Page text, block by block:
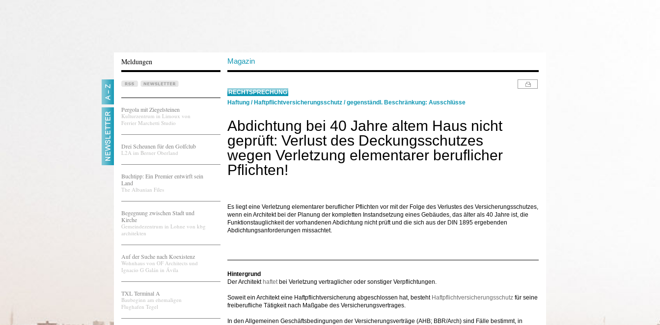
Meldungen Magazin
Pergola mit Ziegelsteinen
Kulturzentrum in Limoux von
Ferrier Marchetti Studio
Drei Scheunen für den Golfclub
L2A im Berner Oberland
Buchtipp: Ein Premier entwirft sein
Land
The Albanian Files
Begegnung zwischen Stadt und
Kirche
Gemeindezentrum in Lohne von kbg
architekten
Auf der Suche nach Koexistenz
Wohnhaus von OF Architects und
Ignacio G Galán in Ávila
TXL Terminal A
Baubeginn am ehemaligen
Flughafen Tegel
RECHTSPRECHUNG
Haftung / Haftpflichtversicherungsschutz /gegenständl. Beschränkung: Ausschlüsse
Abdichtung bei 40 Jahre altem Haus nicht
geprüft: Verlust des Deckungsschutzes
wegen Verletzung elementarer beruflicher
Pflichten!
Es liegt eine Verletzung elementarer beruflicher Pflichten vor mit der Folge des Verlustes des Versicherungsschutzes,
wenn ein Architekt bei der Planung der kompletten Instandsetzung eines Gebäudes, das älter als 40 Jahre ist, die
Funktionstauglichkeit der vorhandenen Abdichtung nicht prüft und die sich aus der DIN 1895 ergebenden
Abdichtungsanforderungen missachtet.
Hintergrund
Der Architekt haftetbei Verletzung vertraglicher oder sonstiger Verpflichtungen.
Soweit ein Architekt eine Haftpflichtversicherung abgeschlossen hat, besteht Haftpflichtversicherungsschutz für seine
freiberufliche Tätigkeit nach Maßgabe des Versicherungsvertrages.
In den Allgemeinen Geschäftsbedingungen der Versicherungsverträge (AHB; BBR/Arch) sind Fälle bestimmt, in